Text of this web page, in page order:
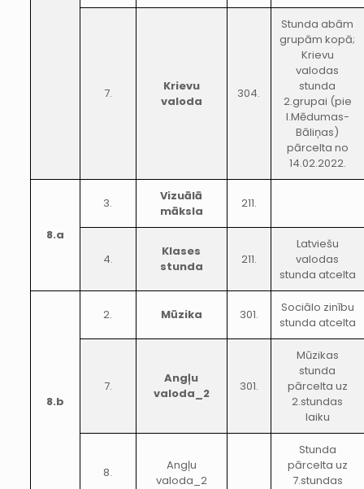
7.
Krievu
valoda
304.
Stunda abām
grupām kopā;
Krievu
valodas
stunda
2.grupai (pie
I.Mēdumas-
Bāliņas)
pārcelta no
14.02.2022.
8.a
3.
Vizuālā
māksla
211.
4.
Klases
stunda
211.
Latviešu
valodas
stunda atcelta
8.b
2. Mūzika 301.
Sociālo zinību
stunda atcelta
7.
Angļu
valoda_2
301.
Mūzikas
stunda
pārcelta uz
2.stundas
laiku
8.
Angļu
valoda_2
Stunda
pārcelta uz
7.stundas